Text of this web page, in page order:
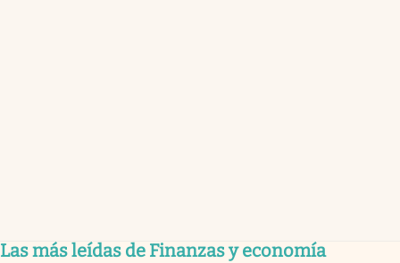
Las más leídas de Finanzas y economía